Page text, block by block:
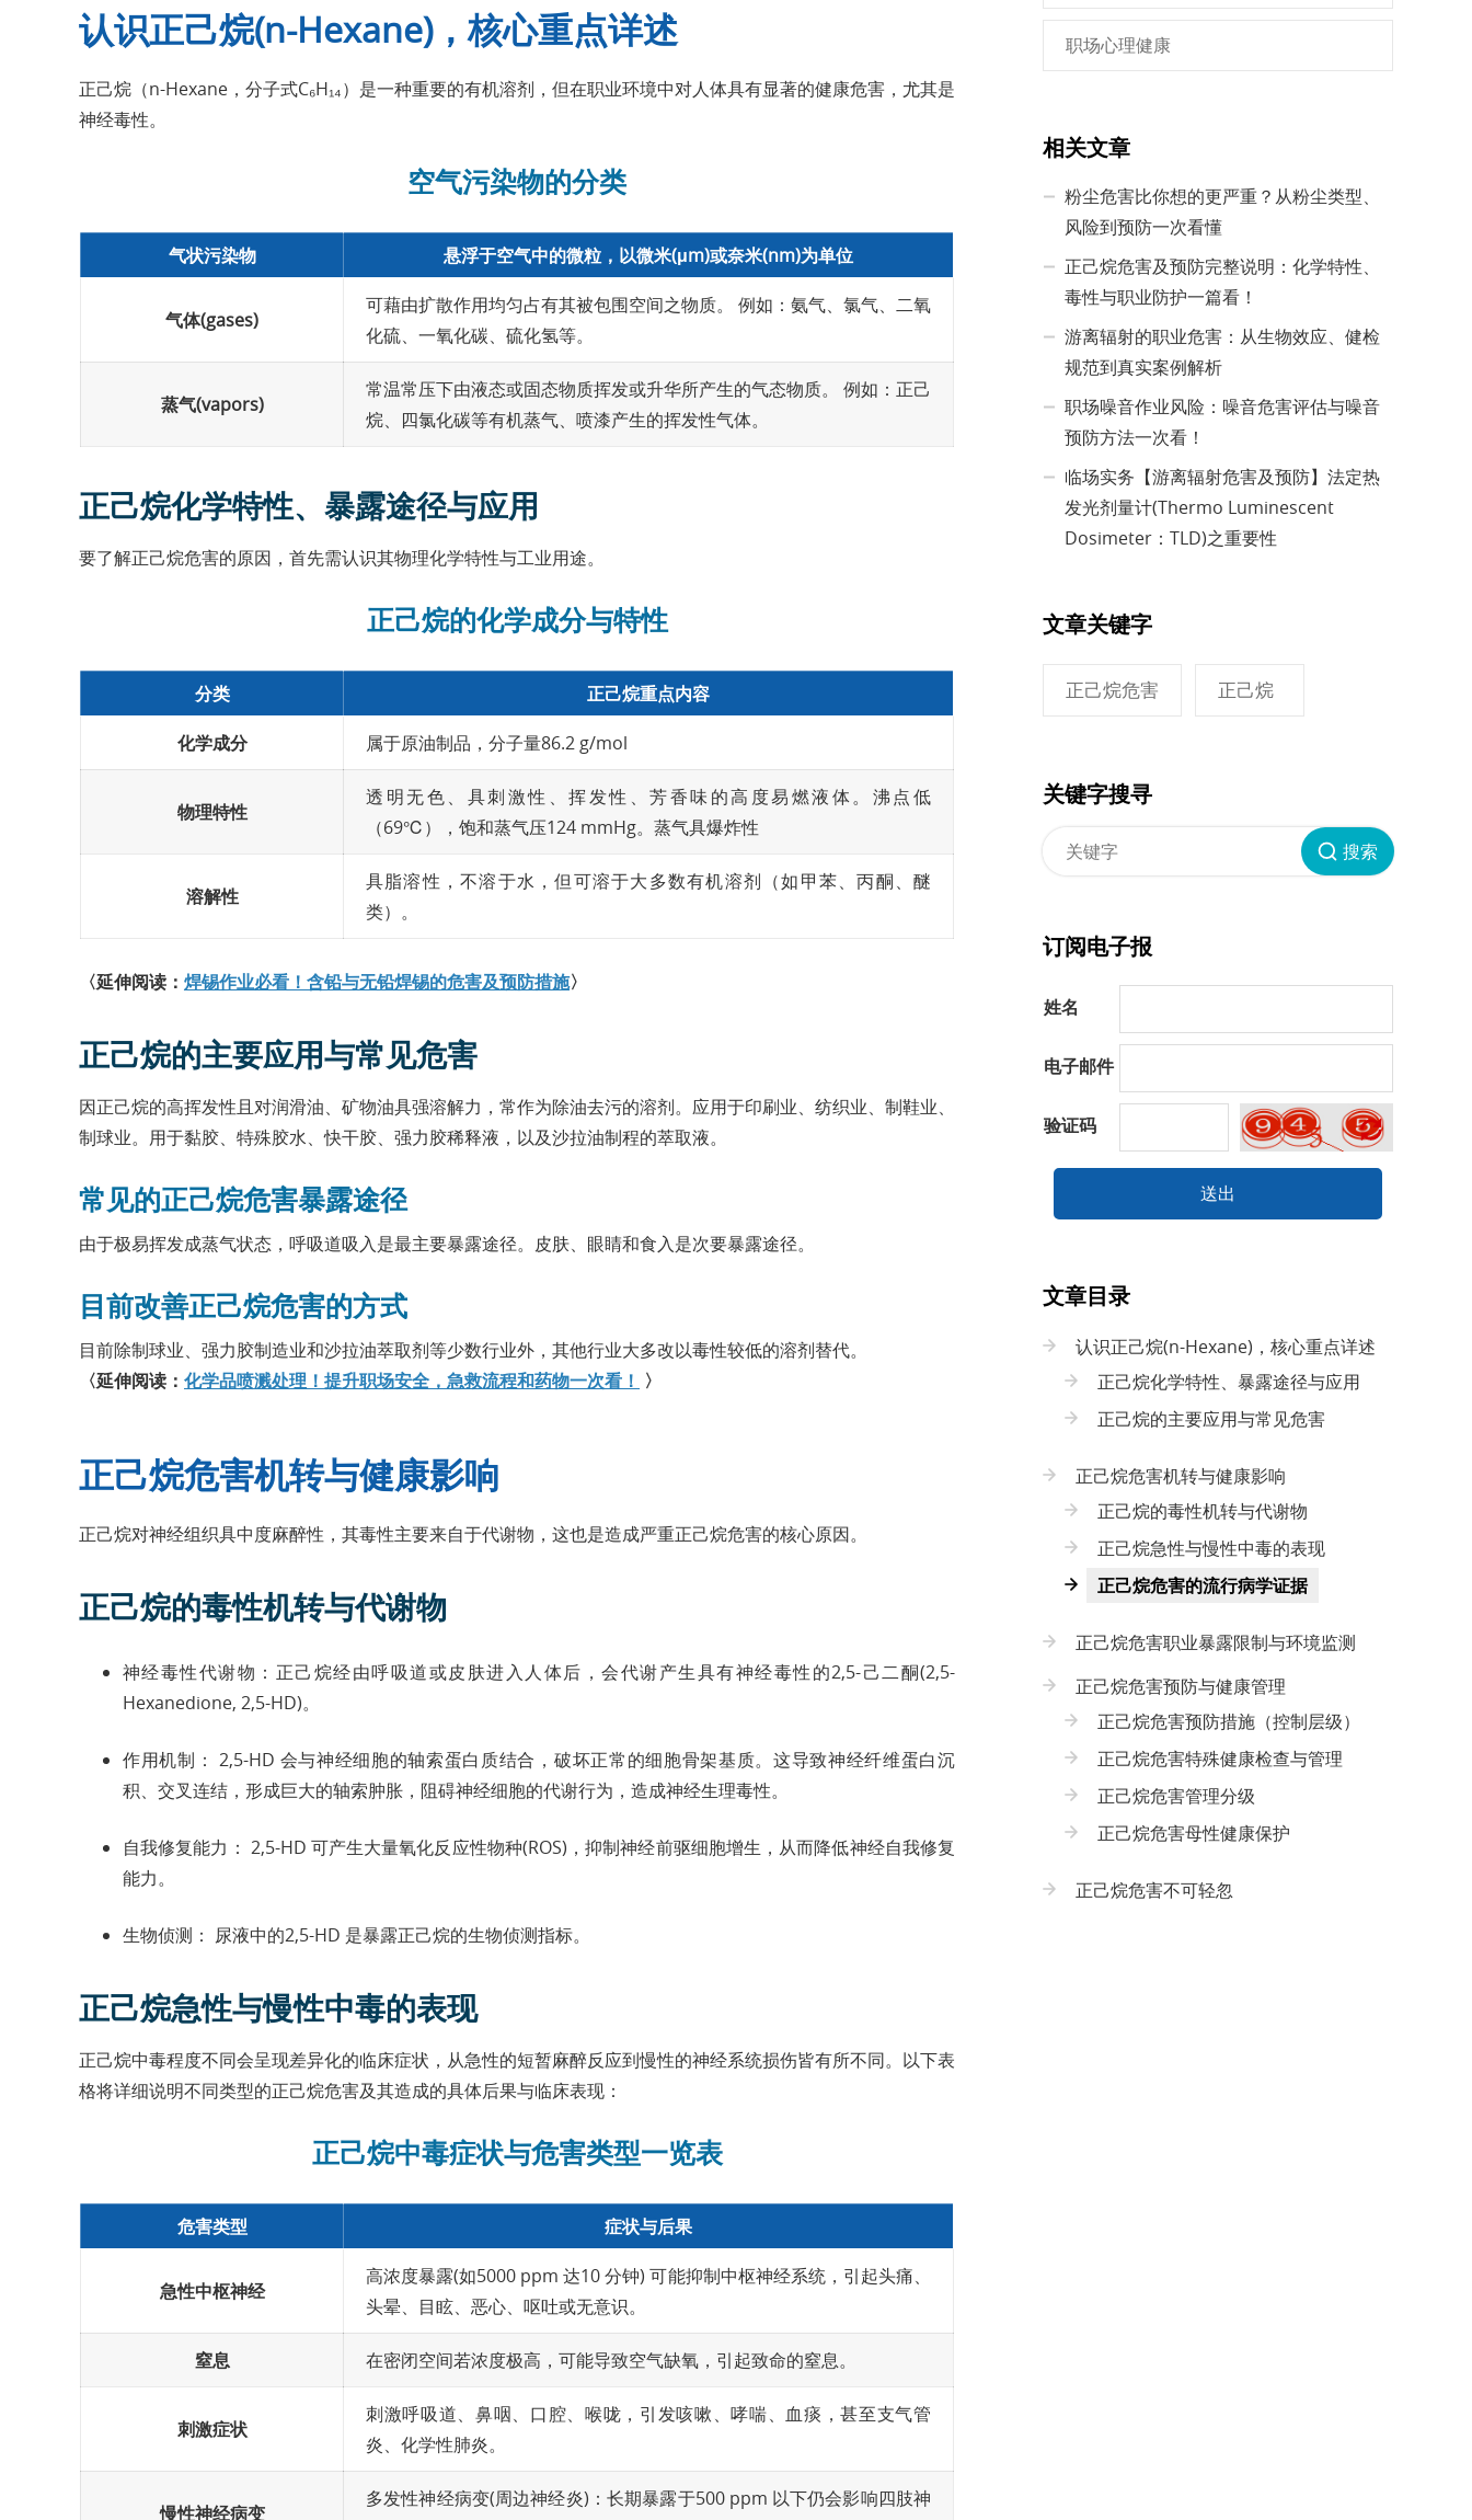
认识正己烷(n-Hexane)，核心重点详述
正己烷（n-Hexane，分子式C₆H₁₄）是一种重要的有机溶剂，但在职业环境中对人体具有显著的健康危害，尤其是
神经毒性。
空气污染物的分类
气状污染物 悬浮于空气中的微粒，以微米(μm)或奈米(nm)为单位
气体(gases)
可藉由扩散作用均匀占有其被包围空间之物质。 例如：氨气、氯气、二氧
化硫、一氧化碳、硫化氢等。
蒸气(vapors)
常温常压下由液态或固态物质挥发或升华所产生的气态物质。 例如：正己
烷、四氯化碳等有机蒸气、喷漆产生的挥发性气体。
正己烷化学特性、暴露途径与应用
要了解正己烷危害的原因，首先需认识其物理化学特性与工业用途。
正己烷的化学成分与特性
分类 正己烷重点内容
化学成分 属于原油制品，分子量86.2 g/mol
物理特性
透明无色、具刺激性、挥发性、芳香味的高度易燃液体。沸点低
（69℃），饱和蒸气压124 mmHg。蒸气具爆炸性
溶解性
具脂溶性，不溶于水，但可溶于大多数有机溶剂（如甲苯、丙酮、醚
类）。
〈延伸阅读： 焊锡作业必看！含铅与无铅焊锡的危害及预防措施〉
正己烷的主要应用与常见危害
因正己烷的高挥发性且对润滑油、矿物油具强溶解力，常作为除油去污的溶剂。应用于印刷业、纺织业、制鞋业、
制球业。用于黏胶、特殊胶水、快干胶、强力胶稀释液，以及沙拉油制程的萃取液。
常见的正己烷危害暴露途径
由于极易挥发成蒸气状态，呼吸道吸入是最主要暴露途径。皮肤、眼睛和食入是次要暴露途径。
目前改善正己烷危害的方式
目前除制球业、强力胶制造业和沙拉油萃取剂等少数行业外，其他行业大多改以毒性较低的溶剂替代。
〈延伸阅读： 化学品喷溅处理！提升职场安全，急救流程和药物一次看！ 〉
正己烷危害机转与健康影响
正己烷对神经组织具中度麻醉性，其毒性主要来自于代谢物，这也是造成严重正己烷危害的核心原因。
正己烷的毒性机转与代谢物
神经毒性代谢物：正己烷经由呼吸道或皮肤进入人体后，会代谢产生具有神经毒性的2,5-己二酮(2,5-
Hexanedione, 2,5-HD)。
作用机制： 2,5-HD 会与神经细胞的轴索蛋白质结合，破坏正常的细胞骨架基质。这导致神经纤维蛋白沉
积、交叉连结，形成巨大的轴索肿胀，阻碍神经细胞的代谢行为，造成神经生理毒性。
自我修复能力： 2,5-HD 可产生大量氧化反应性物种(ROS)，抑制神经前驱细胞增生，从而降低神经自我修复
能力。
生物侦测： 尿液中的2,5-HD 是暴露正己烷的生物侦测指标。
正己烷急性与慢性中毒的表现
正己烷中毒程度不同会呈现差异化的临床症状，从急性的短暂麻醉反应到慢性的神经系统损伤皆有所不同。以下表
格将详细说明不同类型的正己烷危害及其造成的具体后果与临床表现：
正己烷中毒症状与危害类型一览表
危害类型 症状与后果
急性中枢神经
高浓度暴露(如5000 ppm 达10 分钟) 可能抑制中枢神经系统，引起头痛、
头晕、目眩、恶心、呕吐或无意识。
窒息 在密闭空间若浓度极高，可能导致空气缺氧，引起致命的窒息。
刺激症状
刺激呼吸道、鼻咽、口腔、喉咙，引发咳嗽、哮喘、血痰，甚至支气管
炎、化学性肺炎。
慢性神经病变
多发性神经病变(周边神经炎)：长期暴露于500 ppm 以下仍会影响四肢神
职场心理健康
相关文章
粉尘危害比你想的更严重？从粉尘类型、
风险到预防一次看懂
正己烷危害及预防完整说明：化学特性、
毒性与职业防护一篇看！
游离辐射的职业危害：从生物效应、健检
规范到真实案例解析
职场噪音作业风险：噪音危害评估与噪音
预防方法一次看！
临场实务【游离辐射危害及预防】法定热
发光剂量计(Thermo Luminescent
Dosimeter：TLD)之重要性
文章关键字
正己烷危害 正己烷
关键字搜寻
搜索
订阅电子报
姓名
电子邮件
验证码
送出
文章目录
认识正己烷(n-Hexane)，核心重点详述
正己烷化学特性、暴露途径与应用
正己烷的主要应用与常见危害
正己烷危害机转与健康影响
正己烷的毒性机转与代谢物
正己烷急性与慢性中毒的表现
正己烷危害的流行病学证据
正己烷危害职业暴露限制与环境监测
正己烷危害预防与健康管理
正己烷危害预防措施（控制层级）
正己烷危害特殊健康检查与管理
正己烷危害管理分级
正己烷危害母性健康保护
正己烷危害不可轻忽